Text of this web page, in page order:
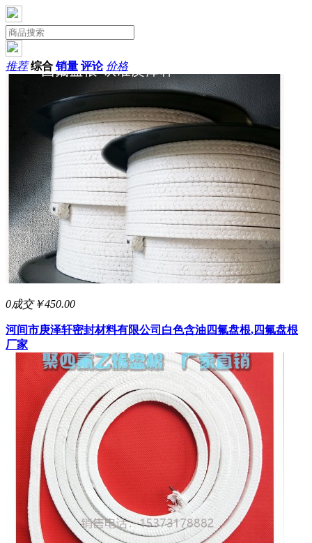
推荐 综合 销量 评论 价格
0成交￥450.00
河间市庚泽轩密封材料有限公司 白色含油四氟盘根,四氟盘根
厂家